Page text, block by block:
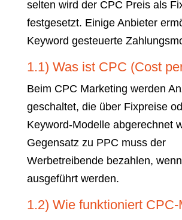
selten wird der CPC Preis als
festgesetzt. Einige Anbieter
Keyword gesteuerte
1.1) Was ist CPC (Cost
Beim CPC Marketing werden
geschaltet, die über Fixpreise
Keyword-Modelle abgerechnet
Gegensatz zu PPC muss der
Werbetreibende bezahlen,
ausgeführt werden.
1.2) Wie funktioniert CPC-